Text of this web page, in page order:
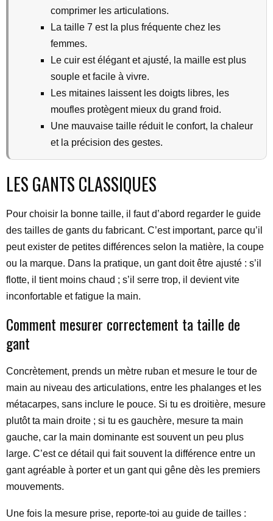
comprimer les articulations.
La taille 7 est la plus fréquente chez les
femmes.
Le cuir est élégant et ajusté, la maille est plus
souple et facile à vivre.
Les mitaines laissent les doigts libres, les
moufles protègent mieux du grand froid.
Une mauvaise taille réduit le confort, la chaleur
et la précision des gestes.
LES GANTS CLASSIQUES
Pour choisir la bonne taille, il faut d’abord regarder le guide
des tailles de gants du fabricant. C’est important, parce qu’il
peut exister de petites différences selon la matière, la coupe
ou la marque. Dans la pratique, un gant doit être ajusté : s’il
flotte, il tient moins chaud ; s’il serre trop, il devient vite
inconfortable et fatigue la main.
Comment mesurer correctement ta taille de
gant
Concrètement, prends un mètre ruban et mesure le tour de
main au niveau des articulations, entre les phalanges et les
métacarpes, sans inclure le pouce. Si tu es droitière, mesure
plutôt ta main droite ; si tu es gauchère, mesure ta main
gauche, car la main dominante est souvent un peu plus
large. C’est ce détail qui fait souvent la différence entre un
gant agréable à porter et un gant qui gêne dès les premiers
mouvements.
Une fois la mesure prise, reporte-toi au guide de tailles :